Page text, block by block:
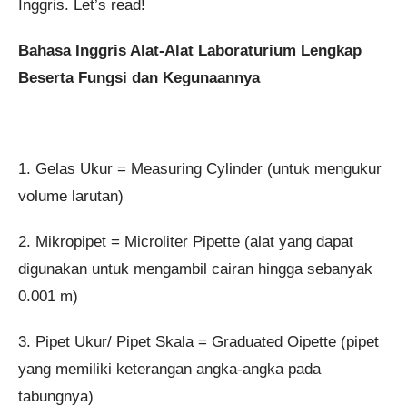
Inggris. Let’s read!
Bahasa Inggris Alat-Alat Laboraturium Lengkap
Beserta Fungsi dan Kegunaannya
1. Gelas Ukur = Measuring Cylinder (untuk mengukur
volume larutan)
2. Mikropipet = Microliter Pipette (alat yang dapat
digunakan untuk mengambil cairan hingga sebanyak
0.001 m)
3. Pipet Ukur/ Pipet Skala = Graduated Oipette (pipet
yang memiliki keterangan angka-angka pada
tabungnya)